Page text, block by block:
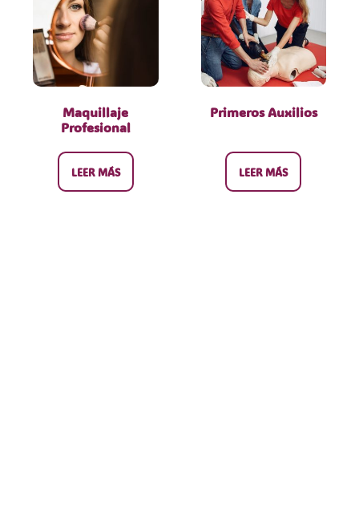
Maquillaje
Profesional
LEER MÁS
Primeros Auxilios
LEER MÁS